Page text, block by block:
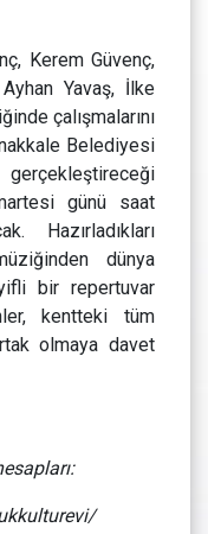
Kerem Güvenç,
Yavaş, İlke
çalışmalarını
Belediyesi
günü saat
Hazırladıkları
dünya
bir repertuvar
kentteki tüm
olmaya davet